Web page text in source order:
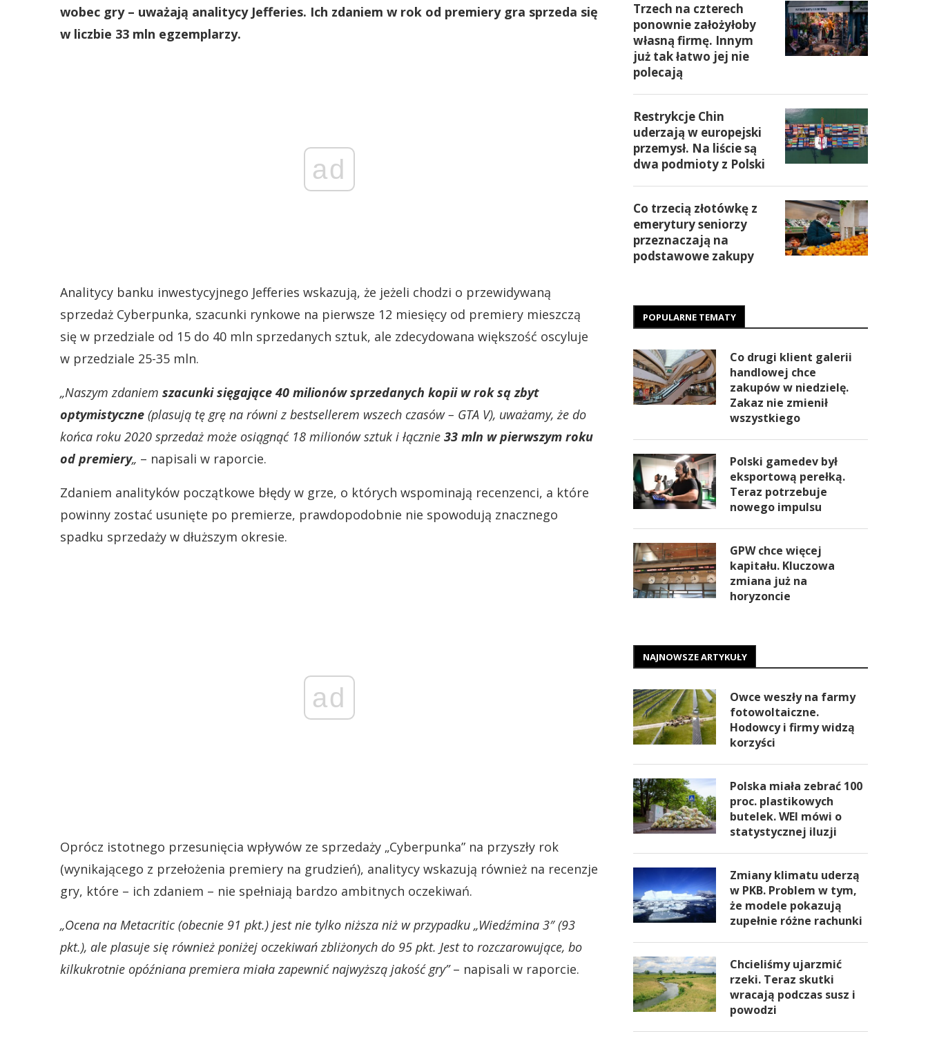
wobec gry – uważają analitycy Jefferies. Ich zdaniem w rok od premiery gra sprzeda się
w liczbie 33 mln egzemplarzy.
ad
Analitycy banku inwestycyjnego Jefferies wskazują, że jeżeli chodzi o przewidywaną
sprzedaż Cyberpunka, szacunki rynkowe na pierwsze 12 miesięcy od premiery mieszczą
się w przedziale od 15 do 40 mln sprzedanych sztuk, ale zdecydowana większość oscyluje
w przedziale 25-35 mln.
„Naszym zdaniem szacunki sięgające 40 milionów sprzedanych kopii w rok są zbyt
optymistyczne (plasują tę grę na równi z bestsellerem wszech czasów – GTA V), uważamy, że do
końca roku 2020 sprzedaż może osiągnąć 18 milionów sztuk i łącznie 33 mln w pierwszym roku
od premiery„ – napisali w raporcie.
Zdaniem analityków początkowe błędy w grze, o których wspominają recenzenci, a które
powinny zostać usunięte po premierze, prawdopodobnie nie spowodują znacznego
spadku sprzedaży w dłuższym okresie.
ad
Oprócz istotnego przesunięcia wpływów ze sprzedaży „Cyberpunka” na przyszły rok
(wynikającego z przełożenia premiery na grudzień), analitycy wskazują również na recenzje
gry, które – ich zdaniem – nie spełniają bardzo ambitnych oczekiwań.
„Ocena na Metacritic (obecnie 91 pkt.) jest nie tylko niższa niż w przypadku „Wiedźmina 3″ (93
pkt.), ale plasuje się również poniżej oczekiwań zbliżonych do 95 pkt. Jest to rozczarowujące, bo
kilkukrotnie opóźniana premiera miała zapewnić najwyższą jakość gry”– napisali w raporcie.
Trzech na czterech
ponownie założyłoby
własną firmę. Innym
już tak łatwo jej nie
polecają
Restrykcje Chin
uderzają w europejski
przemysł. Na liście są
dwa podmioty z Polski
Co trzecią złotówkę z
emerytury seniorzy
przeznaczają na
podstawowe zakupy
POPULARNE TEMATY
Co drugi klient galerii
handlowej chce
zakupów w niedzielę.
Zakaz nie zmienił
wszystkiego
Polski gamedev był
eksportową perełką.
Teraz potrzebuje
nowego impulsu
GPW chce więcej
kapitału. Kluczowa
zmiana już na
horyzoncie
NAJNOWSZE ARTYKUŁY
Owce weszły na farmy
fotowoltaiczne.
Hodowcy i firmy widzą
korzyści
Polska miała zebrać 100
proc. plastikowych
butelek. WEI mówi o
statystycznej iluzji
Zmiany klimatu uderzą
w PKB. Problem w tym,
że modele pokazują
zupełnie różne rachunki
Chcieliśmy ujarzmić
rzeki. Teraz skutki
wracają podczas susz i
powodzi